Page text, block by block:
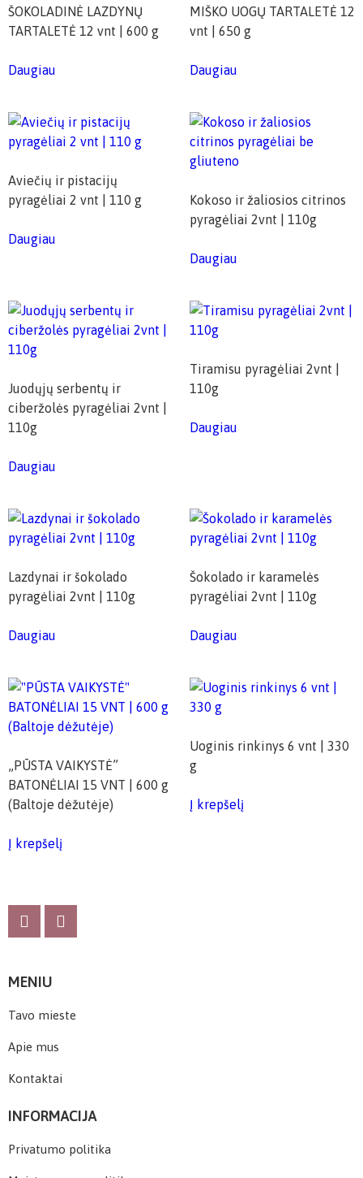
ŠOKOLADINĖ LAZDYNŲ
TARTALETĖ 12 vnt | 600 g
Daugiau
MIŠKO UOGŲ TARTALETĖ 12
vnt | 650 g
Daugiau
Aviečių ir pistacijų
pyragėliai 2 vnt | 110 g
Daugiau
Kokoso ir žaliosios citrinos
pyragėliai 2vnt | 110g
Daugiau
Juodųjų serbentų ir
ciberžolės pyragėliai 2vnt |
110g
Daugiau
Tiramisu pyragėliai 2vnt |
110g
Daugiau
Lazdynai ir šokolado
pyragėliai 2vnt | 110g
Daugiau
Šokolado ir karamelės
pyragėliai 2vnt | 110g
Daugiau
„PŪSTA VAIKYSTĖ”
BATONĖLIAI 15 VNT | 600 g
(Baltoje dėžutėje)
Į krepšelį
Uoginis rinkinys 6 vnt | 330
g
Į krepšelį
MENIU
Tavo mieste
Apie mus
Kontaktai
INFORMACIJA
Privatumo politika